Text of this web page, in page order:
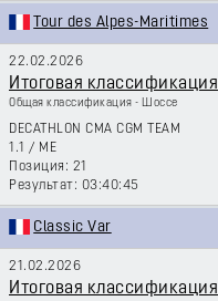
Tour des Alpes-Maritimes
22.02.2026
Итоговая классификация
Общая классификация - Шоссе
DECATHLON CMA CGM TEAM
1.1 / ME
21
03:40:45
Classic Var
21.02.2026
Итоговая классификация